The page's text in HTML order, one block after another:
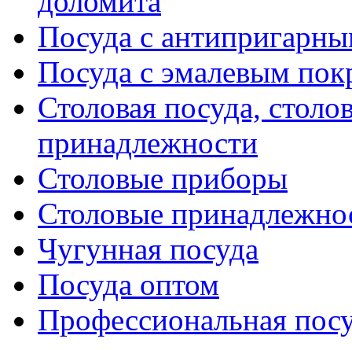
Посуда с
Посуда с эмалевым
Столовая посуда,
принадлежности
Столовые приборы
Столовые
Чугунная посуда
Посуда оптом
Профессиональная